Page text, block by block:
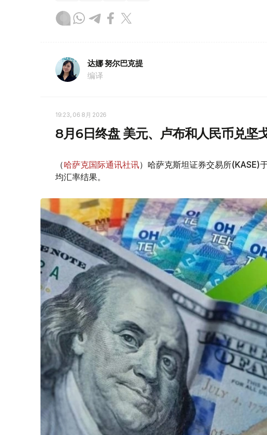
达娜 努尔巴克提
编译
19:23, 06 8月 2026
8月6日终盘 美元、卢布和人民币兑坚
（哈萨克国际通讯社讯）哈萨克斯坦证券交易所(KASE)
均汇率结果。